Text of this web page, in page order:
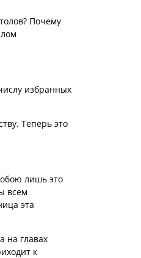
Почему
избранных
Теперь это
лишь это
всем
эта
на главах
к